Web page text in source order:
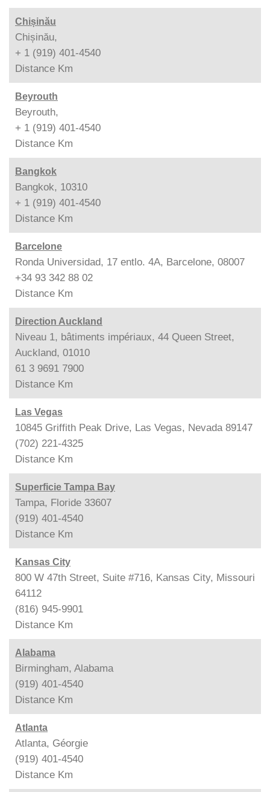
Chișinău
Chișinău,
+ 1 (919) 401-4540
Distance Km
Beyrouth
Beyrouth,
+ 1 (919) 401-4540
Distance Km
Bangkok
Bangkok, 10310
+ 1 (919) 401-4540
Distance Km
Barcelone
Ronda Universidad, 17 entlo. 4A, Barcelone, 08007
+34 93 342 88 02
Distance Km
Direction Auckland
Niveau 1, bâtiments impériaux, 44 Queen Street,
Auckland, 01010
61 3 9691 7900
Distance Km
Las Vegas
10845 Griffith Peak Drive, Las Vegas, Nevada 89147
(702) 221-4325
Distance Km
Superficie Tampa Bay
Tampa, Floride 33607
(919) 401-4540
Distance Km
Kansas City
800 W 47th Street, Suite #716, Kansas City, Missouri
64112
(816) 945-9901
Distance Km
Alabama
Birmingham, Alabama
(919) 401-4540
Distance Km
Atlanta
Atlanta, Géorgie
(919) 401-4540
Distance Km